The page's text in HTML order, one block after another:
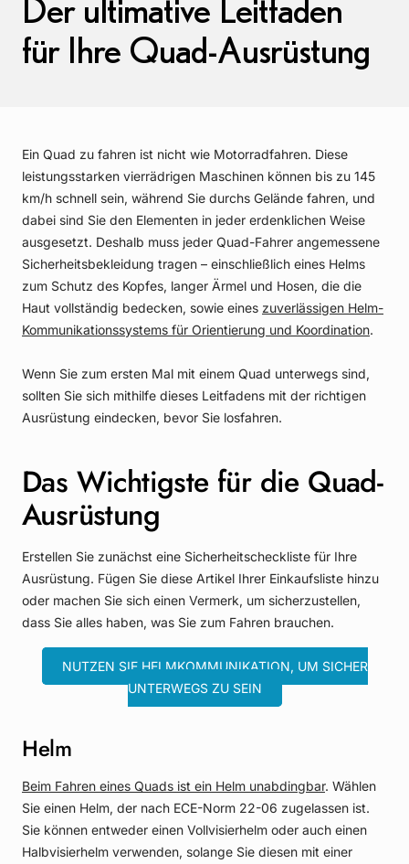
Der ultimative Leitfaden
für Ihre Quad-Ausrüstung
Ein Quad zu fahren ist nicht wie Motorradfahren. Diese
leistungsstarken vierrädrigen Maschinen können bis zu 145
km/h schnell sein, während Sie durchs Gelände fahren, und
dabei sind Sie den Elementen in jeder erdenklichen Weise
ausgesetzt. Deshalb muss jeder Quad-Fahrer angemessene
Sicherheitsbekleidung tragen – einschließlich eines Helms
zum Schutz des Kopfes, langer Ärmel und Hosen, die die
Haut vollständig bedecken, sowie eines zuverlässigen Helm-
Kommunikationssystems für Orientierung und Koordination.
Wenn Sie zum ersten Mal mit einem Quad unterwegs sind,
sollten Sie sich mithilfe dieses Leitfadens mit der richtigen
Ausrüstung eindecken, bevor Sie losfahren.
Das Wichtigste für die Quad-
Ausrüstung
Erstellen Sie zunächst eine Sicherheitscheckliste für Ihre
Ausrüstung. Fügen Sie diese Artikel Ihrer Einkaufsliste hinzu
oder machen Sie sich einen Vermerk, um sicherzustellen,
dass Sie alles haben, was Sie zum Fahren brauchen.
NUTZEN SIE HELMKOMMUNIKATION, UM SICHER
UNTERWEGS ZU SEIN
Helm
Beim Fahren eines Quads ist ein Helm unabdingbar. Wählen
Sie einen Helm, der nach ECE-Norm 22-06 zugelassen ist.
Sie können entweder einen Vollvisierhelm oder auch einen
Halbvisierhelm verwenden, solange Sie diesen mit einer